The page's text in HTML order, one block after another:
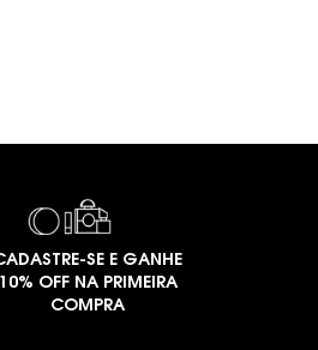
SE E GANHE
10% OFF NA PRIMEIRA
COMPRA